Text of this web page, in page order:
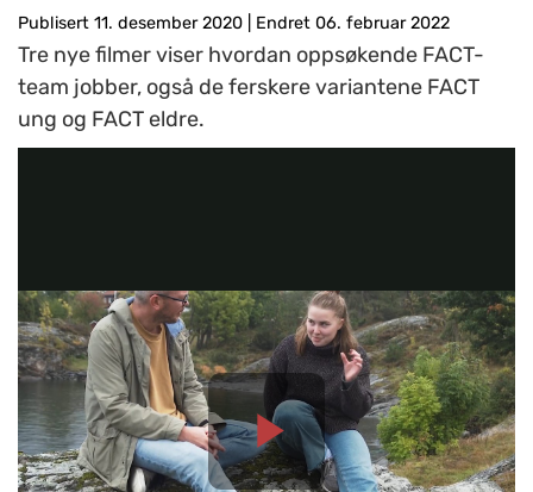
Publisert 11. desember 2020 Endret 06. februar 2022
Tre nye filmer viser hvordan oppsøkende FACT-
team jobber, også de ferskere variantene FACT
ung og FACT eldre.